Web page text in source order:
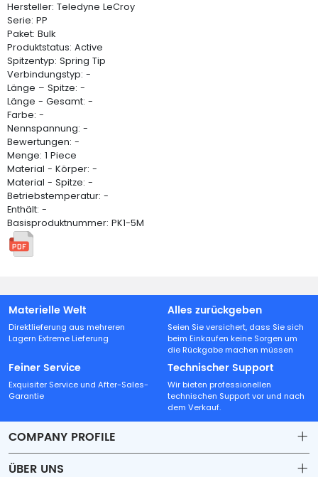
Hersteller: Teledyne LeCroy
Serie: PP
Paket: Bulk
Produktstatus: Active
Spitzentyp: Spring Tip
Verbindungstyp: -
Länge – Spitze: -
Länge - Gesamt: -
Farbe: -
Nennspannung: -
Bewertungen: -
Menge: 1 Piece
Material - Körper: -
Material - Spitze: -
Betriebstemperatur: -
Enthält: -
Basisproduktnummer: PK1-5M
Materielle Welt
Direktlieferung aus mehreren
Lagern Extreme Lieferung
Alles zurückgeben
Seien Sie versichert, dass Sie sich
beim Einkaufen keine Sorgen um
die Rückgabe machen müssen
Feiner Service
Exquisiter Service und After-Sales-
Garantie
Technischer Support
Wir bieten professionellen
technischen Support vor und nach
dem Verkauf.
COMPANY PROFILE
ÜBER UNS